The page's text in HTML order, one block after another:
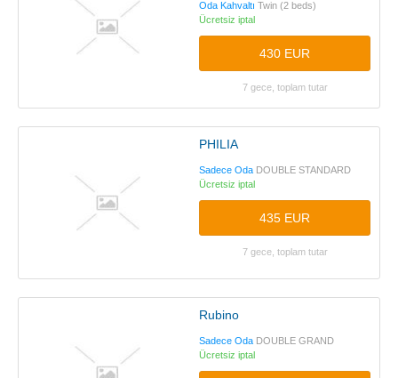
Oda Kahvaltı Twin (2 beds)
Ücretsiz iptal
430 EUR
7 gece, toplam tutar
PHILIA
Sadece Oda DOUBLE STANDARD
Ücretsiz iptal
435 EUR
7 gece, toplam tutar
Rubino
Sadece Oda DOUBLE GRAND
Ücretsiz iptal